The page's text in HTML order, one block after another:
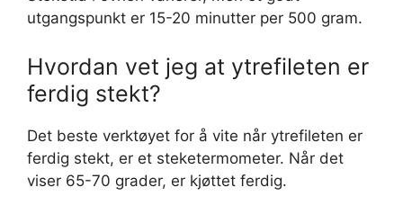
utgangspunkt er 15-20 minutter per 500 gram.
Hvordan vet jeg at ytrefileten er
ferdig stekt?
Det beste verktøyet for å vite når ytrefileten er
ferdig stekt, er et steketermometer. Når det
viser 65-70 grader, er kjøttet ferdig.